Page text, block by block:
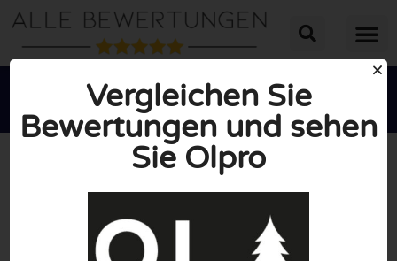
Vergleichen Sie
Bewertungen und sehen
Sie Olpro